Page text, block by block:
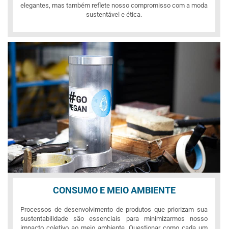
elegantes, mas também reflete nosso compromisso com a moda
sustentável e ética.
CONSUMO E MEIO AMBIENTE
Processos de desenvolvimento de produtos que priorizam sua
sustentabilidade são essenciais para minimizarmos nosso